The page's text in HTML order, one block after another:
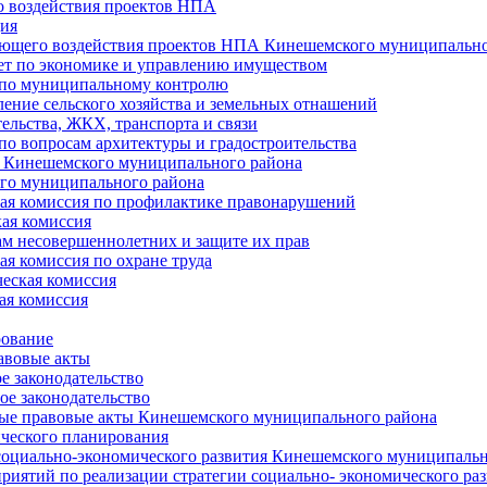
проектов НПА
воздействия проектов НПА Кинешемского
по экономике и управлению имуществом
муниципальному контролю
сельского хозяйства и земельных отнашений
ЖКХ, транспорта и связи
вопросам архитектуры и градостроительства
муниципального района
муниципального района
комиссия по профилактике правонарушений
комиссия
несовершеннолетних и защите их прав
комиссия по охране труда
комиссия
комиссия
акты
законодательство
законодательство
правовые акты Кинешемского муниципального района
планирования
экономического развития Кинешемского
по реализации стратегии социально- экономического